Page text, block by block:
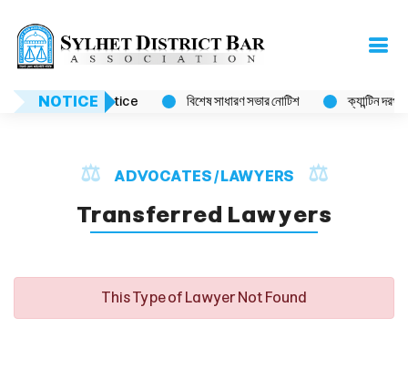
NOTICENotice বিশেষ সাধারণ সভার নোটিশ ক্যান্টিন দরপত্র
ADVOCATES / LAWYERS
Transferred Lawyers
This Type of Lawyer Not Found